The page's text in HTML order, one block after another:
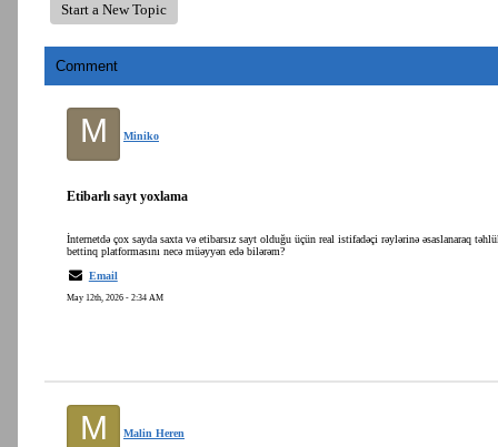
Start a New Topic
Comment
M Miniko
Etibarlı sayt yoxlama
İnternetdə çox sayda saxta və etibarsız sayt olduğu üçün real istifadəçi rəylərinə əsaslanaraq
bettinq platformasını necə müəyyən edə bilərəm?
Email
May 12th, 2026 - 2:34 AM
M Malin Heren